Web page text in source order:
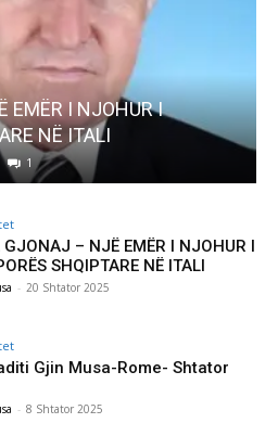
Musa-Rome- Shtator 2025
2025
GJONAJ – NJË EMËR I NJOHUR I
SHQIPTARE NË ITALI
- 20 Shtator 2025
Gjin Musa-Rome- Shtator
- 8 Shtator 2025